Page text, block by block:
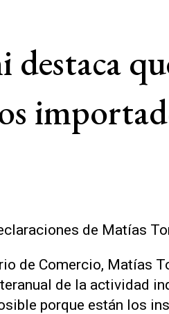
de Matías
de Comercio, Matías
de la actividad
porque están los